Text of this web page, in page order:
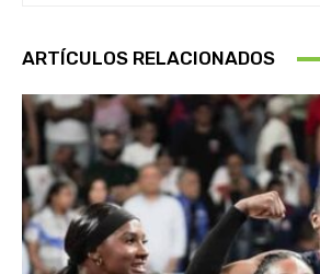
ARTÍCULOS RELACIONADOS